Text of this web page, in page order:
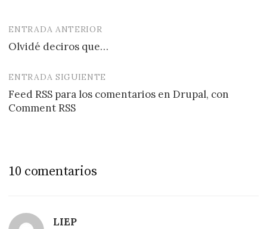
Navegación
de
entradas
ENTRADA ANTERIOR
Olvidé deciros que…
ENTRADA SIGUIENTE
Feed RSS para los comentarios en Drupal, con
Comment RSS
10 comentarios
LIEP